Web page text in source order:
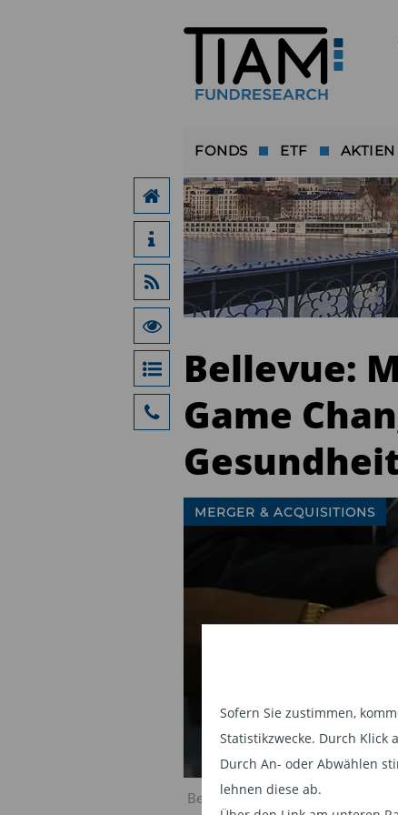
Sofern Sie zustimmen,
Statistikzwecke. Durch Klick
Durch An- oder Abwählen
lehnen diese ab.
FONDS ETF AKTIEN
Bellevue:
Game
Bellevue: M&A-Deals als Game
MERGER & ACQUISITIONS